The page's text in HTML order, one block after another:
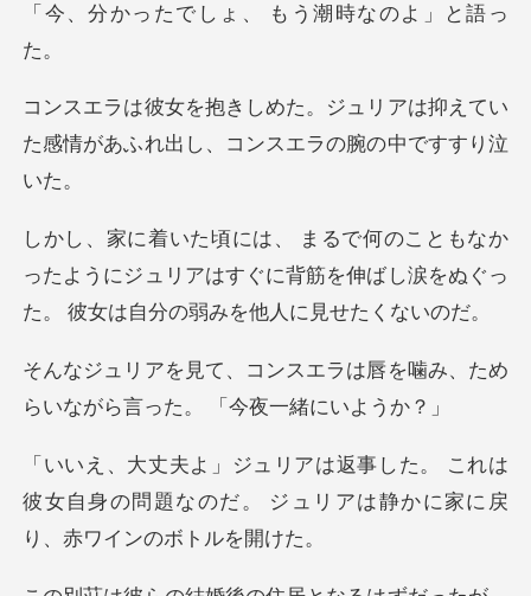
「
リアは抑えてい
た感情があふれ出し、
ったようにジュリアはすぐに背筋を伸ばし涙をぬぐっ
ラは唇を噛み、ため
らいながら言
これは
彼女自身の問題なのだ。 ジュリア